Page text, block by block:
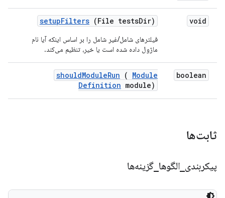
void
setupFilters (File testsDir)
فیلترهای شامل/غیر شامل را بر اساس اینکه آیا نام
ماژول داده شده است یا خیر، تنظیم می‌کند.
boolean
shouldModuleRun ( Module
Definition module)
ثابت‌ها
پیکربندی الگوها گزینه‌ها